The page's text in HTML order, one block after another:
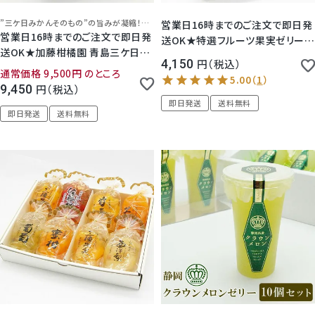
”三ケ日みかんそのもの”の旨みが凝縮！青島みかんの濃厚なjジュースと芳醇で上品、お洒落なクラウンメロンゼリーの詰め合わせ
営業日16時までのご注文で即日発
送OK★加藤柑橘園 青島三ケ日み
かんジュース『極しぼり』 2本 ＆ク
ラウンメロンゼリーエスト 化粧箱
入り 敬老の日 ストレート みかん
100% ジュース 無添加 三ヶ日 高
通常価格 9,500 のところ
9,450 税込
即日発送 送料無料
営業日16時までのご注文で即日発
送OK★特選フルーツ果実ゼリー4
個セット( 化粧箱入り ) ゼリー詰め
合わせ 内祝 御礼 御祝 お見舞 かご
盛り お供え 御供 法事 法要 彼岸
新盆 初盆お盆１回忌 1周忌 3回忌
対
4,150 税込
5.00（1）
即日発送 送料無料